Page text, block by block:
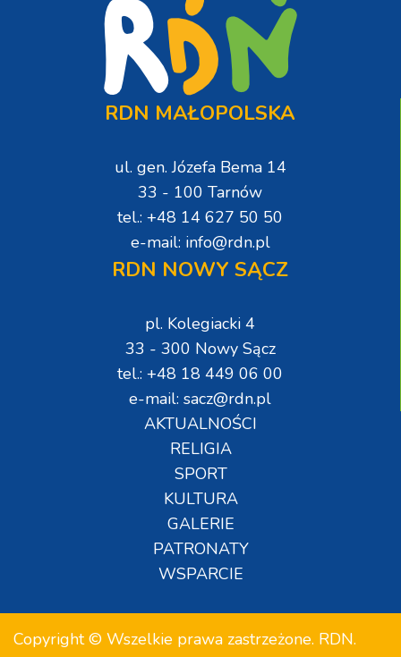
RDN MAŁOPOLSKA
ul. gen. Józefa Bema 14
33 - 100 Tarnów
tel.: +48 14 627 50 50
e-mail: info@rdn.pl
RDN NOWY SĄCZ
pl. Kolegiacki 4
33 - 300 Nowy Sącz
tel.: +48 18 449 06 00
e-mail: sacz@rdn.pl
AKTUALNOŚCI
RELIGIA
SPORT
KULTURA
GALERIE
PATRONATY
WSPARCIE
Copyright © Wszelkie prawa zastrzeżone. RDN.